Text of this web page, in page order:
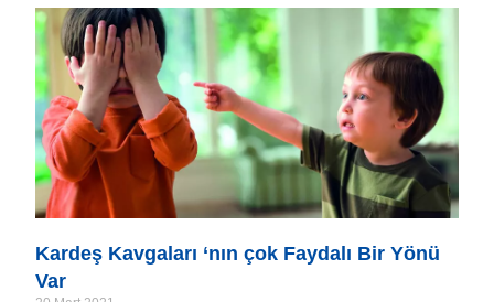
Kardeş Kavgaları ‘nın çok Faydalı Bir Yönü
Var